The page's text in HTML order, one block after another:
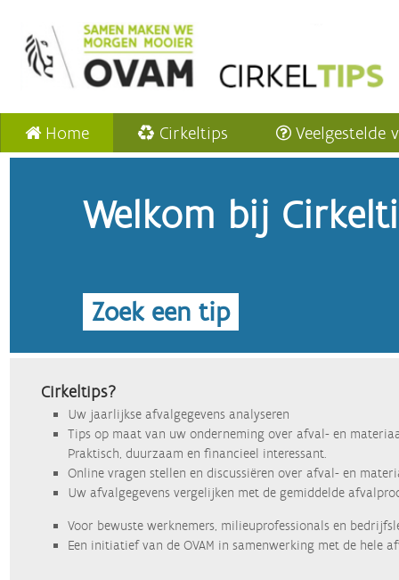
Home Cirkeltips Veelgestelde
Welkom bij
Zoek een tip
Cirkeltips?
Uw jaarlijkse afvalgegevens analyseren
Tips op maat van uw onderneming over afval- en
Praktisch, duurzaam en financieel interessant.
Online vragen stellen en discussiëren over afval- en
Uw afvalgegevens vergelijken met de gemiddelde
Voor bewuste werknemers, milieuprofessionals en
Een initiatief van de OVAM in samenwerking met de hele